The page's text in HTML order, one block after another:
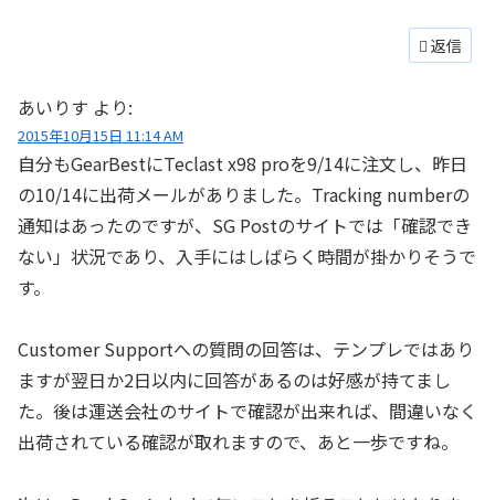
返信
あいりす より:
2015年10月15日 11:14 AM
自分もGearBestにTeclast x98 proを9/14に注文し、昨日
の10/14に出荷メールがありました。Tracking numberの
通知はあったのですが、SG Postのサイトでは「確認でき
ない」状況であり、入手にはしばらく時間が掛かりそうで
す。
Customer Supportへの質問の回答は、テンプレではあり
ますが翌日か2日以内に回答があるのは好感が持てまし
た。後は運送会社のサイトで確認が出来れば、間違いなく
出荷されている確認が取れますので、あと一歩ですね。